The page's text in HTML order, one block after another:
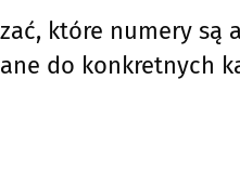
które numery są
do konkretnych